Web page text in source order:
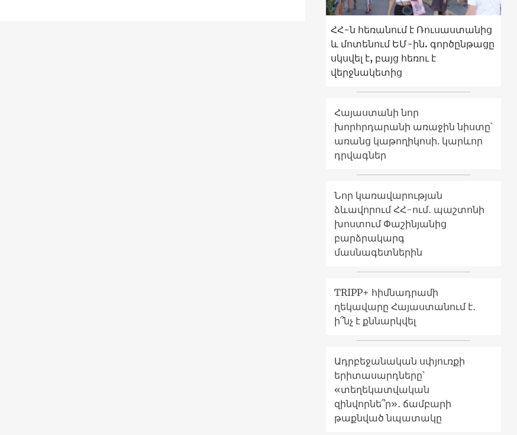
ՀՀ-ն հեռանում է Ռուսաստանից
և մոտենում ԵՄ-ին. գործընթացը
սկսվել է, բայց հեռու է
վերջնակետից
Հայաստանի նոր
խորհրդարանի առաջին նիստը՝
առանց կաթողիկոսի. կարևոր
դրվագներ
Նոր կառավարության
ձևավորում ՀՀ-ում․ պաշտոնի
խոստում Փաշինյանից
բարձրակարգ
մասնագետներին
TRIPP+ հիմնադրամի
ղեկավարը Հայաստանում է․
ի՞նչ է քննարկվել
Ադրբեջանական սփյուռքի
երիտասարդները՝
«տեղեկատվական
զինվորնե՞ր»․ ճամբարի
թաքնված նպատակը